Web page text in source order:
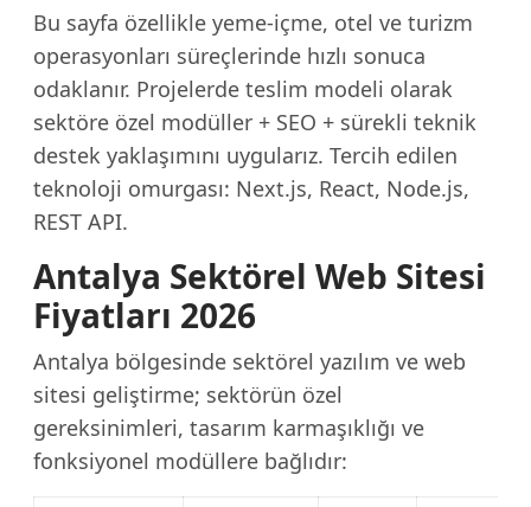
Bu sayfa özellikle yeme-içme, otel ve turizm
operasyonları süreçlerinde hızlı sonuca
odaklanır. Projelerde teslim modeli olarak
sektöre özel modüller + SEO + sürekli teknik
destek yaklaşımını uygularız. Tercih edilen
teknoloji omurgası: Next.js, React, Node.js,
REST API.
Antalya Sektörel Web Sitesi
Fiyatları 2026
Antalya bölgesinde sektörel yazılım ve web
sitesi geliştirme; sektörün özel
gereksinimleri, tasarım karmaşıklığı ve
fonksiyonel modüllere bağlıdır: